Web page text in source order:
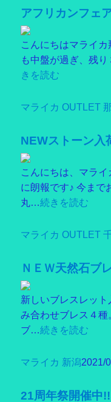
アフリカンフェ
こんにちはマライ
も中盤が過ぎ、残
きを読む
マライカ OUTLET
NEWストーン入
こんにちは、マラ
に朗報です♪ 今まで
丸…続きを読む
マライカ OUTLET
ＮＥＷ天然石ブ
新しいブレスレッ
み合わせブレス４
ブ…続きを読む
マライカ 新潟2021/
21周年祭開催中